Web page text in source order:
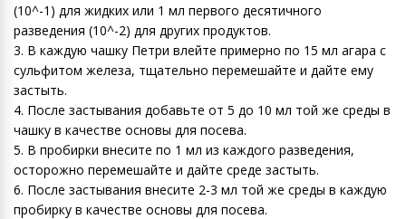
(10^-1) для жидких или 1 мл первого десятичного
разведения (10^-2) для других продуктов.
3. В каждую чашку Петри влейте примерно по 15 мл агара с
сульфитом железа, тщательно перемешайте и дайте ему
застыть.
4. После застывания добавьте от 5 до 10 мл той же среды в
чашку в качестве основы для посева.
5. В пробирки внесите по 1 мл из каждого разведения,
осторожно перемешайте и дайте среде застыть.
6. После застывания внесите 2-3 мл той же среды в каждую
пробирку в качестве основы для посева.